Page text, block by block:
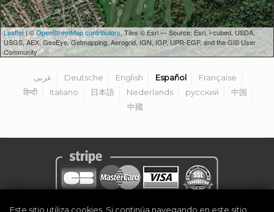
Leaflet| ©OpenStreetMap contributors, Tiles © Esri — Source: Esri, i-cubed, USDA,
USGS, AEX, GeoEye, Getmapping, Aerogrid, IGN, IGP, UPR-EGP, and the GIS User
Community
عربى Deutsche English Español
Française
हिन्दी
Italiano 日本語 Nederlands русский
中国
中國
Este sitio utiliza cookies. Si continúa navegando en este sitio